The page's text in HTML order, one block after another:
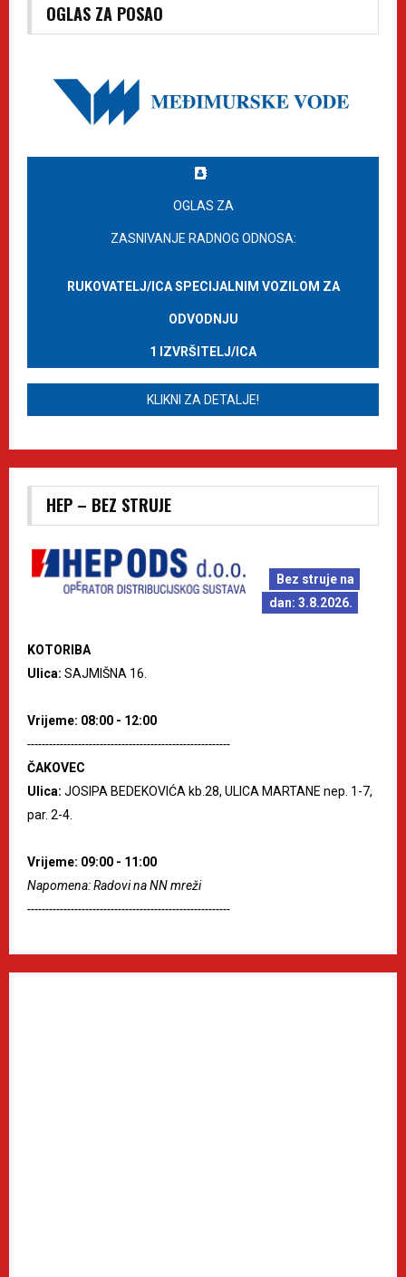
OGLAS ZA POSAO
OGLAS ZA
ZASNIVANJE RADNOG ODNOSA:
RUKOVATELJ/ICA SPECIJALNIM VOZILOM ZA
ODVODNJU
1 IZVRŠITELJ/ICA
KLIKNI ZA DETALJE!
HEP – BEZ STRUJE
Bez struje na
dan: 3.8.2026.
KOTORIBA
Ulica: SAJMIŠNA 16.
Vrijeme: 08:00 - 12:00
--------------------------------------------------------
ČAKOVEC
Ulica: JOSIPA BEDEKOVIĆA kb.28, ULICA MARTANE nep. 1-7,
par. 2-4.
Vrijeme: 09:00 - 11:00
Napomena: Radovi na NN mreži
--------------------------------------------------------